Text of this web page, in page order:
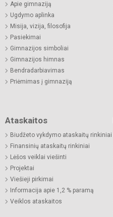
Apie gimnaziją
Ugdymo aplinka
Misija, vizija, filosofija
Pasiekimai
Gimnazijos simboliai
Gimnazijos himnas
Bendradarbiavimas
Priėmimas į gimnaziją
Ataskaitos
Biudžeto vykdymo ataskaitų rinkiniai
Finansinių ataskaitų rinkiniai
Lėšos veiklai viešinti
Projektai
Viešieji pirkimai
Informacija apie 1,2 % paramą
Veiklos ataskaitos